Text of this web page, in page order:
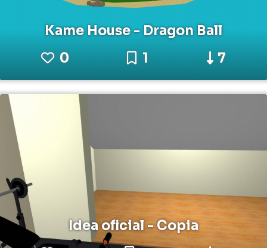
Kame House - Dragon Ball
0
1 7
Idea oficial - Copia